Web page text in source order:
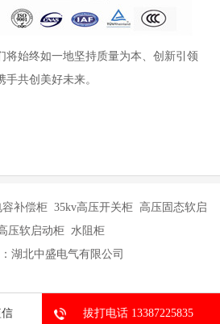
将始终如一地坚持质量为本、创新引领
共创美好未来。
补偿柜 35kv高压开关柜 高压固态软启
压软启动柜 水阻柜
湖北中盛电气有限公司
拔打电话 13387225835